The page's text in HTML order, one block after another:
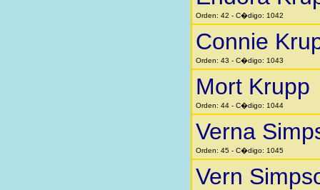
Orden: 42 - C�digo: 1042
Connie
Orden: 43 - C�digo: 1043
Mort Krupp
Orden: 44 - C�digo: 1044
Verna
Orden: 45 - C�digo: 1045
Vern